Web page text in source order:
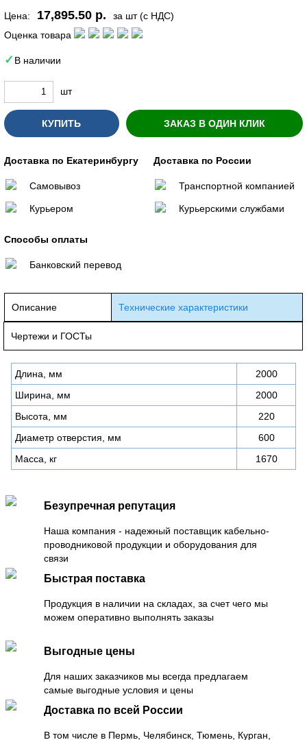
Цена: 17,895.50 р.
за шт (с НДС)
Оценка товара
В наличии
шт
КУПИТЬ ЗАКАЗ В ОДИН КЛИК
Доставка по Екатеринбургу
Самовывоз
Курьером
Доставка по России
Транспортной компанией
Курьерскими службами
Способы оплаты
Банковский перевод
Описание Технические характеристики
Чертежи и ГОСТы
Длина, мм
2000
Ширина, мм
2000
Высота, мм
220
Диаметр отверстия, мм
600
Масса, кг
1670
Безупречная репутация
Наша компания - надежный поставщик кабельно-
проводниковой продукции и оборудования для
связи
Быстрая поставка
Продукция в наличии на складах, за счет чего мы
можем оперативно выполнять заказы
Выгодные цены
Для наших заказчиков мы всегда предлагаем
самые выгодные условия и цены
Доставка по всей России
В том числе в Пермь, Челябинск, Тюмень, Курган,